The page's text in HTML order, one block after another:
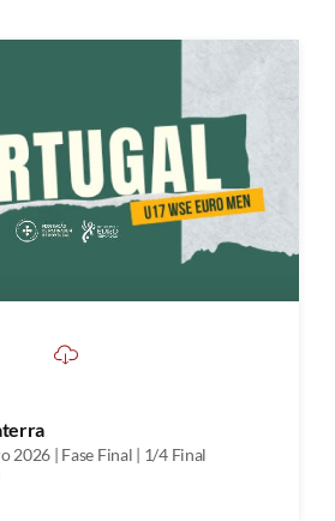
2026 | Fase Final | 1/4 Final